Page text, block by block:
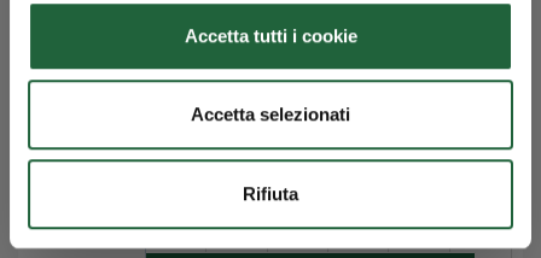
Accetta tutti i cookie
Accetta selezionati
Rifiuta
30
Categoria
Valore